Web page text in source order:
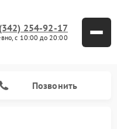
254-92-17
с 10:00 до 20:00
Позвонить